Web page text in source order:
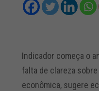
Indicador começa o
falta de clareza
econômica, sugere